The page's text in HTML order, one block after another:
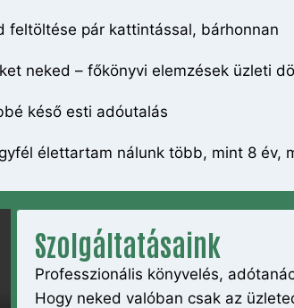
feltöltése pár kattintással, bárhonnan
neked – főkönyvi elemzések üzleti
késő esti adóutalás
élettartam nálunk több, mint 8 év,
Szolgáltatásaink
Professzionális könyvelés,
Hogy neked valóban csak az